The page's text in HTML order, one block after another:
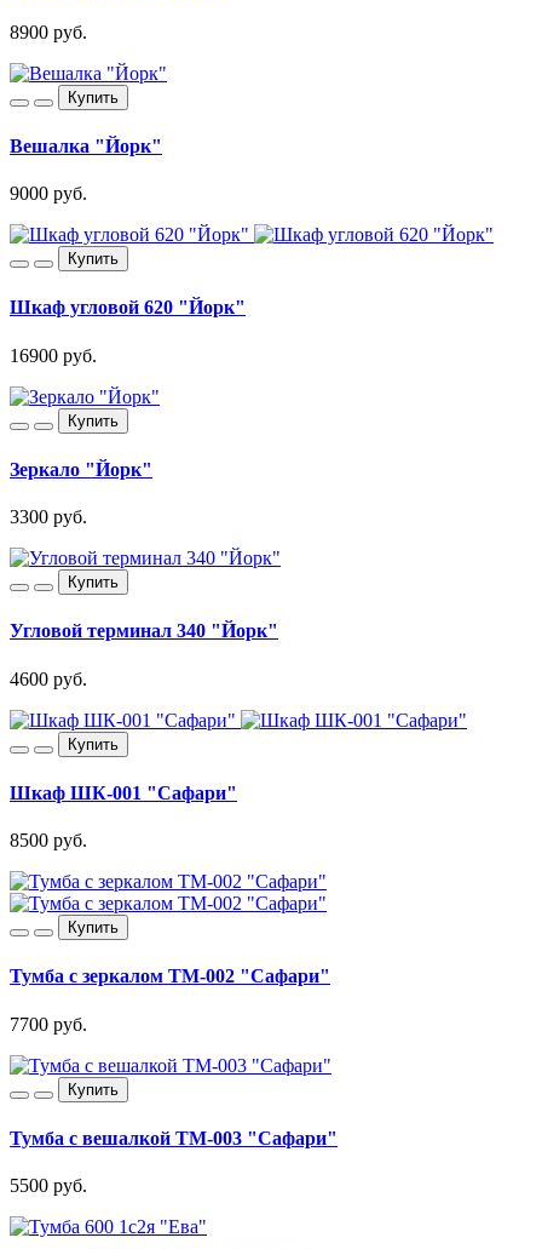
8900 руб.
Купить
Вешалка "Йорк"
9000 руб.
Купить
Шкаф угловой 620 "Йорк"
16900 руб.
Купить
Зеркало "Йорк"
3300 руб.
Купить
Угловой терминал 340 "Йорк"
4600 руб.
Купить
Шкаф ШК-001 "Сафари"
8500 руб.
Купить
Тумба с зеркалом ТМ-002 "Сафари"
7700 руб.
Купить
Тумба с вешалкой ТМ-003 "Сафари"
5500 руб.